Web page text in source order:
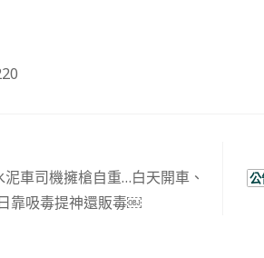
車司機擁槍自重…白天開車、
靠吸毒提神還販毒￼
公